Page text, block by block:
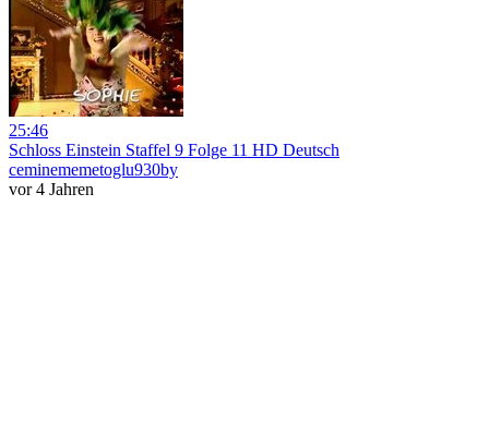
25:46
Schloss Einstein Staffel 9 Folge 11 HD Deutsch
ceminememetoglu930by
vor 4 Jahren